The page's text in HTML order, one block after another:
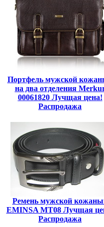
Портфель мужской
на два отделения
00061820 Лучщая цена!
Распродажа
Ремень мужской
EMINSA MT08 Лучщая
Распродажа